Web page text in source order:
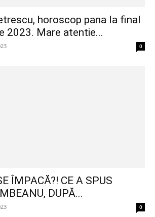
horoscop pana la final
2023. Mare atentie...
0
ÎMPACĂ?! CE A SPUS
DUPĂ...
0